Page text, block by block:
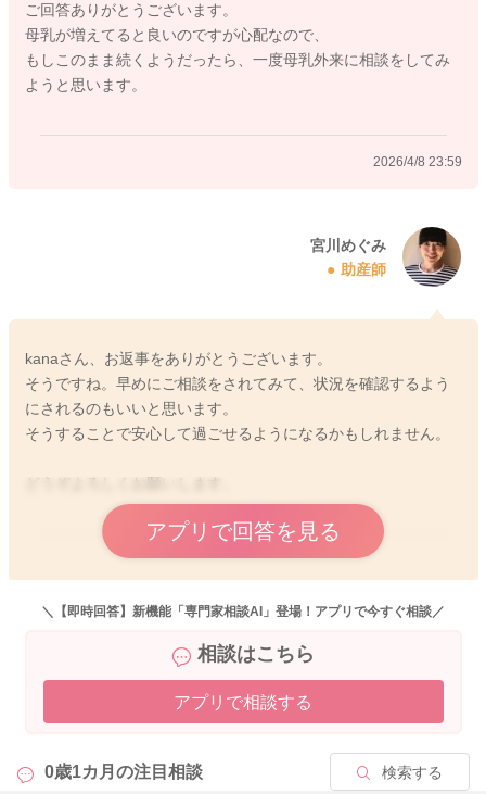
せん。
どうぞよろしくお願いします。
2026/4/8 19:05
ご回答ありがとうございます。
母乳が増えてると良いのですが心配なので、
もしこのまま続くようだったら、一度母乳外来に相談をしてみ
ようと思います。
2026/4/8 23:59
宮川めぐみ
助産師
kanaさん、お返事をありがとうございます。
そうですね。早めにご相談をされてみて、状況を確認するよう
にされるのもいいと思います。
そうすることで安心して過ごせるようになるかもしれません。
どうぞよろしくお願いします。
アプリで回答を見る
2026/4/9 11:25
＼【即時回答】新機能「専門家相談AI」登場！アプリで今すぐ相談／
相談はこちら
アプリで相談する
0歳1カ月の注目相談 検索する